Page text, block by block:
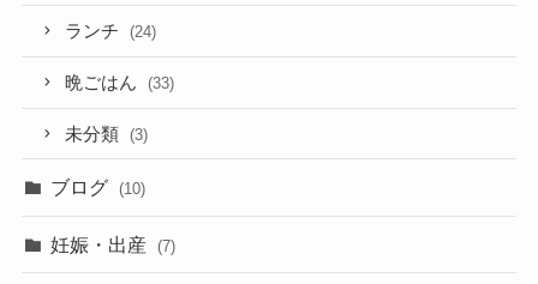
ランチ (24)
晩ごはん (33)
未分類 (3)
ブログ (10)
妊娠・出産 (7)